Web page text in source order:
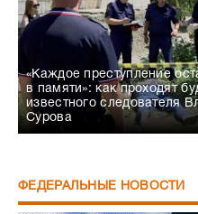
«Каждое преступление
в памяти»: как проходят
известного следователя
Сурова
ФЕДЕРАЛЬНЫЕ НОВОСТИ